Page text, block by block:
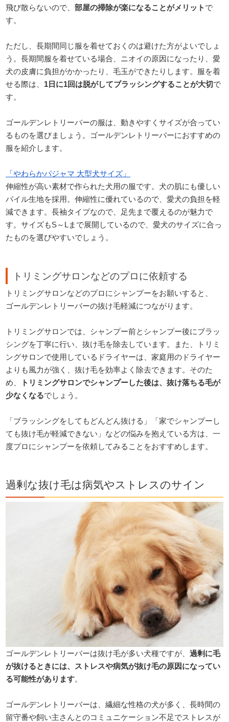
飛び散らないので、部屋の掃除が楽になることがメリット で
す。
ただし、長期間同じ服を着せておくのは避けた方がよいでしょ
う。長期間服を着せている場合、ニオイの原因になったり、愛
犬の皮膚に負担がかかったり、毛玉ができたりします。服を着
せる際は、 1日に1回は脱がしてブラッシングすることが大切で
す。
ゴールデンレトリーバーの服は、動きやすくサイズが合ってい
るものを選びましょう。ゴールデンレトリーバーにおすすめの
服を紹介します。
「やわらかパジャマ 大型犬サイズ」
伸縮性が高い素材で作られた犬用の服です。犬の肌にも優しい
パイル生地を採用。伸縮性に優れているので、愛犬の負担を軽
減できます。長袖タイプなので、足先まで覆えるのが魅力で
す。サイズもS～Lまで展開しているので、愛犬のサイズに合っ
たものを選びやすいでしょう。
トリミングサロンなどのプロに依頼する
トリミングサロンなどのプロにシャンプーをお願いすると、
ゴールデンレトリーバーの抜け毛軽減につながります。
トリミングサロンでは、シャンプー前とシャンプー後にブラッ
シングを丁寧に行い、抜け毛を除去しています。また、トリミ
ングサロンで使用しているドライヤーは、家庭用のドライヤー
よりも風力が強く、抜け毛を効率よく除去できます。そのた
め、
トリミングサロンでシャンプーした後は、抜け落ちる毛が
少なくなるでしょう。
「ブラッシングをしてもどんどん抜ける」「家でシャンプーし
ても抜け毛が軽減できない」などの悩みを抱えている方は、一
度プロにシャンプーを依頼してみることをおすすめします。
過剰な抜け毛は病気やストレスのサイン
ゴールデンレトリーバーは抜け毛が多い犬種ですが、過剰に毛
が抜けるときには、ストレスや病気が抜け毛の原因になってい
る可能性があります。
ゴールデンレトリーバーは、繊細な性格の犬が多く、長時間の
留守番や飼い主さんとのコミュニケーション不足でストレスが